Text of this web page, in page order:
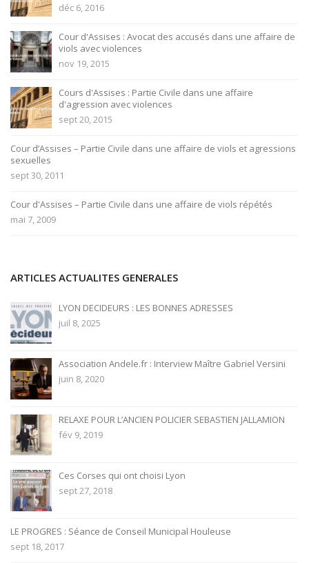
déc 6, 2016
Cour d'Assises : Avocat des accusés dans une affaire de
viols avec violences
nov 19, 2015
Cours d'Assises : Partie Civile dans une affaire
d'agression avec violences
sept 20, 2015
Cour d’Assises – Partie Civile dans une affaire de viols et agressions
sexuelles
sept 30, 2011
Cour d'Assises – Partie Civile dans une affaire de viols répétés
mai 7, 2009
ARTICLES ACTUALITES GENERALES
LYON DECIDEURS : LES BONNES ADRESSES
juil 8, 2025
Association Andele.fr : Interview Maître Gabriel Versini
juin 8, 2020
RELAXE POUR L’ANCIEN POLICIER SEBASTIEN JALLAMION
fév 9, 2019
Ces Corses qui ont choisi Lyon
sept 27, 2018
LE PROGRES : Séance de Conseil Municipal Houleuse
sept 18, 2017